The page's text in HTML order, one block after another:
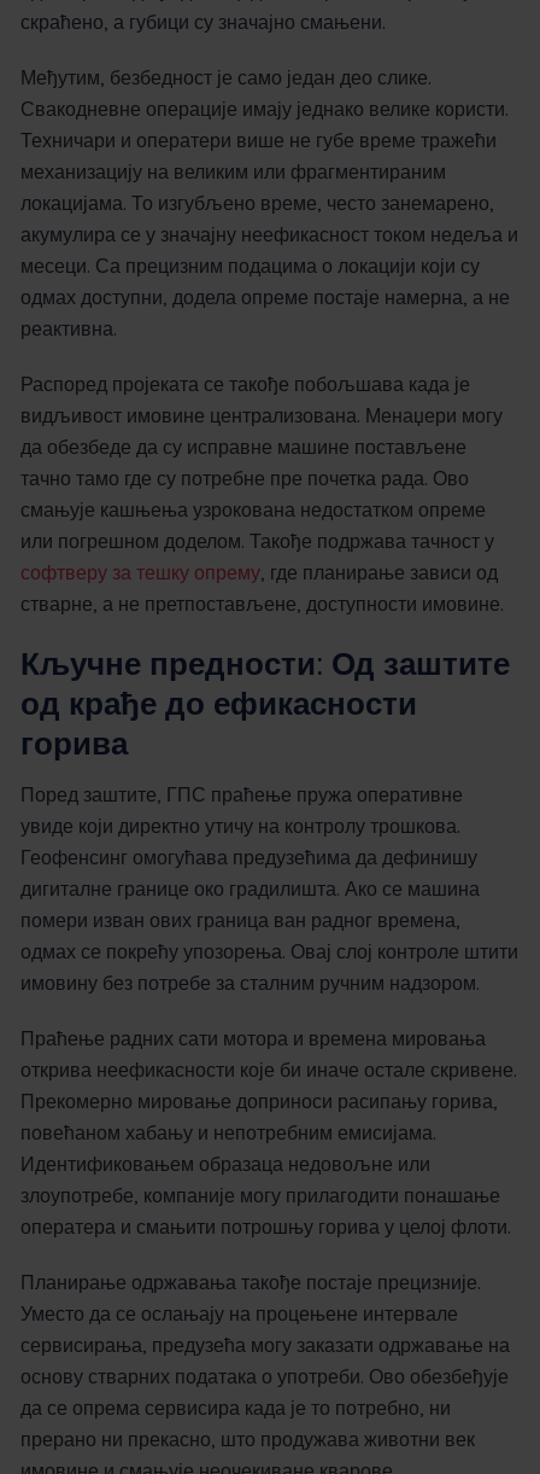
скраћено, а губици су значајно смањени.
Међутим, безбедност је само један део слике.
Свакодневне операције имају једнако велике користи.
Техничари и оператери више не губе време тражећи
механизацију на великим или фрагментираним
локацијама. То изгубљено време, често занемарено,
акумулира се у значајну неефикасност током недеља и
месеци. Са прецизним подацима о локацији који су
одмах доступни, додела опреме постаје намерна, а не
реактивна.
Распоред пројеката се такође побољшава када је
видљивост имовине централизована. Менаџери могу
да обезбеде да су исправне машине постављене
тачно тамо где су потребне пре почетка рада. Ово
смањује кашњења узрокована недостатком опреме
или погрешном доделом. Такође подржава тачност у
софтверу за тешку опрему , где планирање зависи од
стварне, а не претпостављене, доступности имовине.
Кључне предности: Од заштите
од крађе до ефикасности
горива
Поред заштите, ГПС праћење пружа оперативне
увиде који директно утичу на контролу трошкова.
Геофенсинг омогућава предузећима да дефинишу
дигиталне границе око градилишта. Ако се машина
помери изван ових граница ван радног времена,
одмах се покрећу упозорења. Овај слој контроле штити
имовину без потребе за сталним ручним надзором.
Праћење радних сати мотора и времена мировања
открива неефикасности које би иначе остале скривене.
Прекомерно мировање доприноси расипању горива,
повећаном хабању и непотребним емисијама.
Идентификовањем образаца недовољне или
злоупотребе, компаније могу прилагодити понашање
оператера и смањити потрошњу горива у целој флоти.
Планирање одржавања такође постаје прецизније.
Уместо да се ослањају на процењене интервале
сервисирања, предузећа могу заказати одржавање на
основу стварних података о употреби. Ово обезбеђује
да се опрема сервисира када је то потребно, ни
прерано ни прекасно, што продужава животни век